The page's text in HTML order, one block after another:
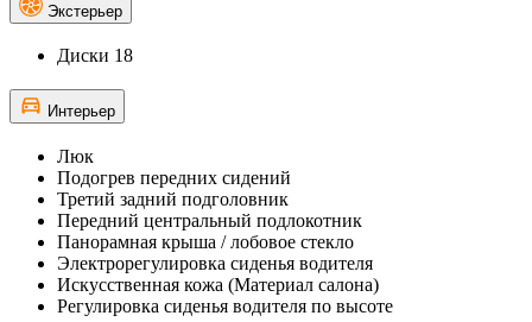
Экстерьер
Диски 18
Интерьер
Люк
Подогрев передних сидений
Третий задний подголовник
Передний центральный подлокотник
Панорамная крыша / лобовое стекло
Электрорегулировка сиденья водителя
Искусственная кожа (Материал салона)
Регулировка сиденья водителя по высоте